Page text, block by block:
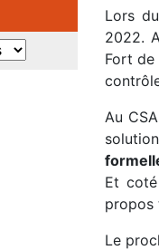
Lors du
2022.
Fort de
Au
Et
propos
Le